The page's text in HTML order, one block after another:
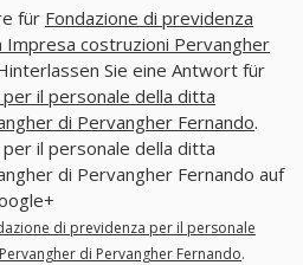
für Fondazione di previdenza
costruzioni Pervangher
Sie eine Antwort für
il personale della ditta
di Pervangher Fernando.
il personale della ditta
di Pervangher Fernando auf
di previdenza per il personale
di Pervangher Fernando.